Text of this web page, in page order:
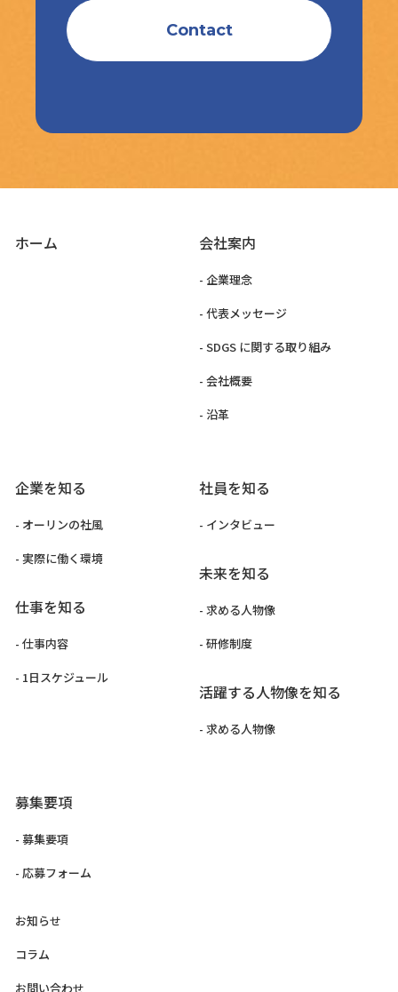
Contact
ホーム 会社案内
- 企業理念
- 代表メッセージ
- SDGS に関する取り組み
- 会社概要
- 沿革
企業を知る
- オーリンの社風
- 実際に働く環境
仕事を知る
- 仕事内容
- 1日スケジュール
社員を知る
- インタビュー
未来を知る
- 求める人物像
- 研修制度
活躍する人物像を知る
- 求める人物像
募集要項
- 募集要項
- 応募フォーム
お知らせ
コラム
お問い合わせ